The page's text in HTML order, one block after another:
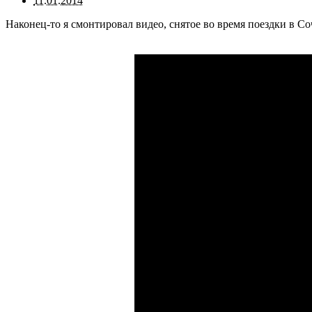
Наконец-то я смонтировал видео, снятое во время поездки в